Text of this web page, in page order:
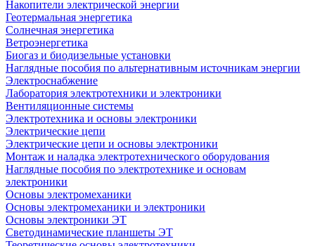
Накопители электрической энергии
Геотермальная энергетика
Солнечная энергетика
Ветроэнергетика
Биогаз и биодизельные установки
Наглядные пособия по альтернативным источникам энергии
Электроснабжение
Лаборатория электротехники и электроники
Вентиляционные системы
Электротехника и основы электроники
Электрические цепи
Электрические цепи и основы электроники
Монтаж и наладка электротехнического оборудования
Наглядные пособия по электротехнике и основам
электроники
Основы электромеханики
Основы электромеханики и электроники
Основы электроники ЭТ
Светодинамические планшеты ЭТ